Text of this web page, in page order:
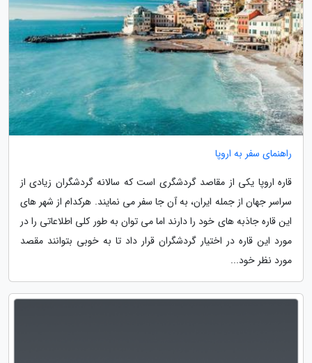
راهنمای سفر به اروپا
قاره اروپا یکی از مقاصد گردشگری است که سالانه گردشگران زیادی از
سراسر جهان از جمله ایران، به آن جا سفر می نمایند. هرکدام از شهر های
این قاره جاذبه های خود را دارند اما می توان به طور کلی اطلاعاتی را در
مورد این قاره در اختیار گردشگران قرار داد تا به خوبی بتوانند مقصد
مورد نظر خود...